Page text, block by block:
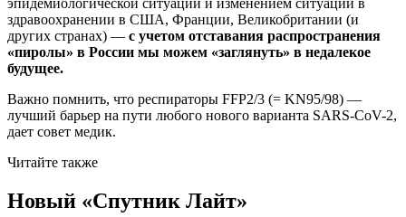
здравоохранении в США, Франции, Великобритании (и
других странах) — с учетом отставания распространения
«пиролы» в России мы можем «заглянуть» в недалекое
будущее.
Важно помнить, что респираторы FFP2/3 (= KN95/98) —
лучший барьер на пути любого нового варианта SARS-CoV-2,
дает совет медик.
Читайте также
Новый «Спутник Лайт»